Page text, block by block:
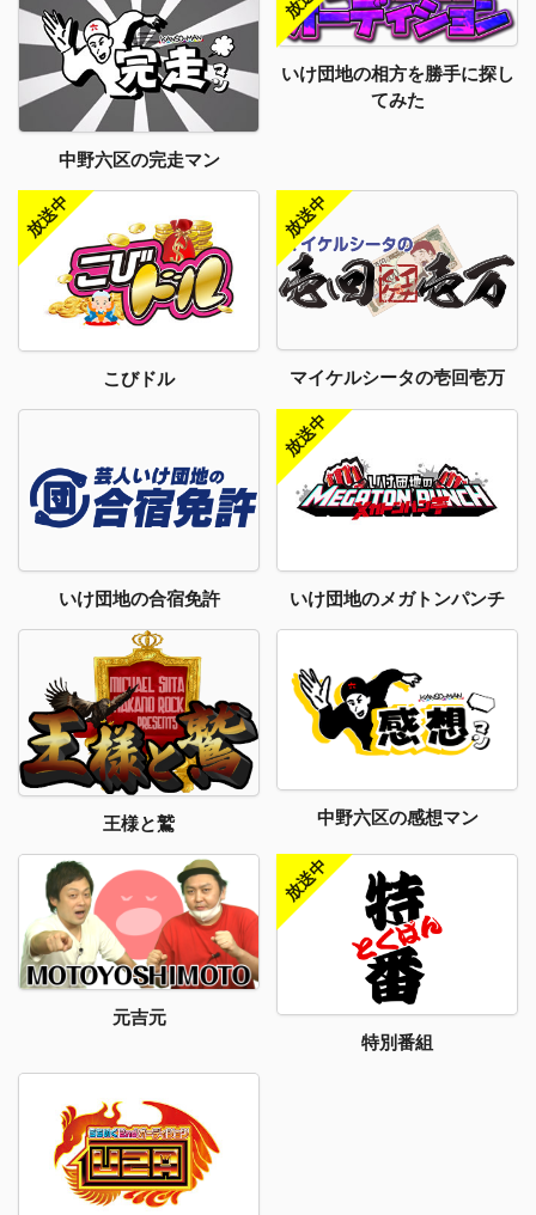
中野六区の完走マン
いけ団地の相方を勝手に探し
てみた
こびドル マイケルシータの壱回壱万
いけ団地の合宿免許 いけ団地のメガトンパンチ
王様と鷲 中野六区の感想マン
元吉元
特別番組